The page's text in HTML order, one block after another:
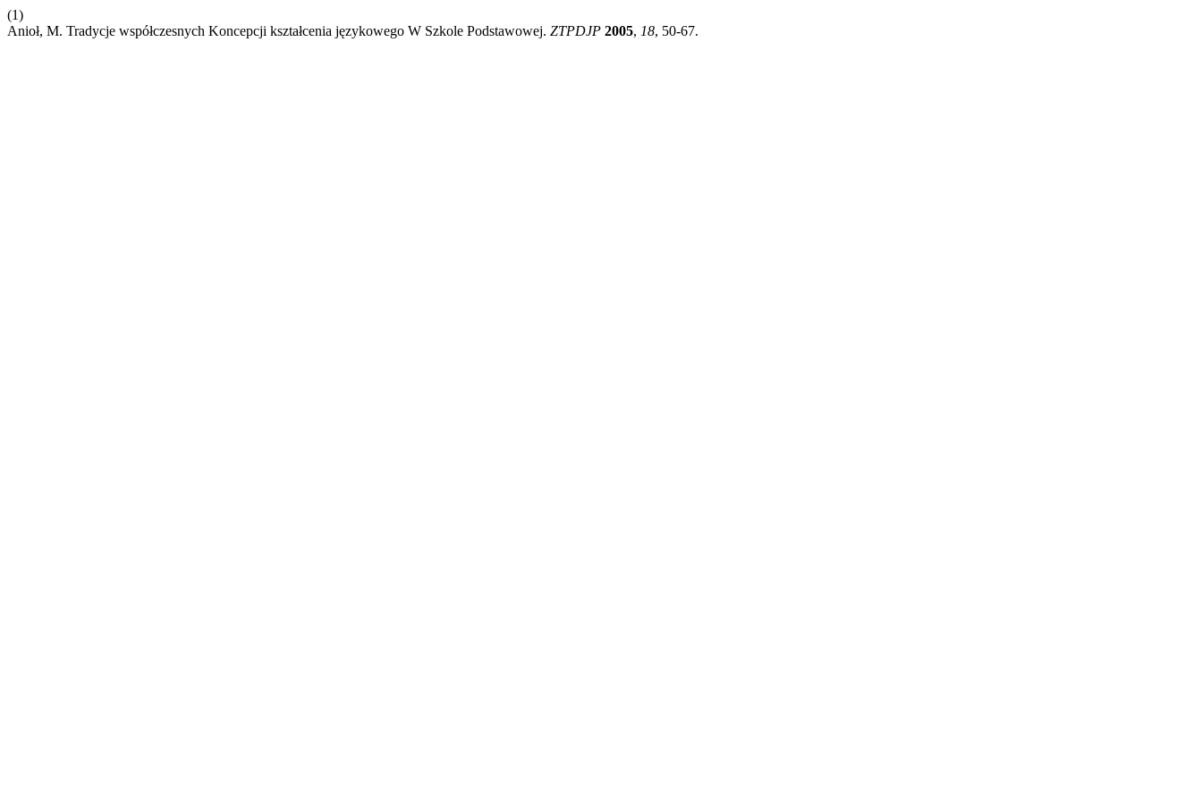
(1)
Anioł, M. Tradycje współczesnych Koncepcji kształcenia językowego W Szkole Podstawowej. ZTPDJP 2005, 18, 50-67.